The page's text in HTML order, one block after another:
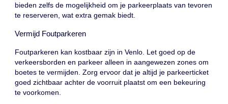
bieden zelfs de mogelijkheid om je parkeerplaats van tevoren
te reserveren, wat extra gemak biedt.
Vermijd Foutparkeren
Foutparkeren kan kostbaar zijn in Venlo. Let goed op de
verkeersborden en parkeer alleen in aangewezen zones om
boetes te vermijden. Zorg ervoor dat je altijd je parkeerticket
goed zichtbaar achter de voorruit plaatst om een bekeuring
te voorkomen.